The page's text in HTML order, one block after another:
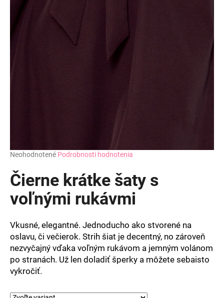
Priemerné
produktu
je
z
hviezdičiek.
Neohodnotené Podrobnosti hodnotenia
Čierne krátke šaty s
voľnými rukávmi
Vkusné, elegantné. Jednoducho ako stvorené na
oslavu, či večierok. Strih šiat je decentný, no zároveň
nezvyčajný vďaka voľným rukávom a jemným volánom
po stranách. Už len doladiť šperky a môžete sebaisto
vykročiť.